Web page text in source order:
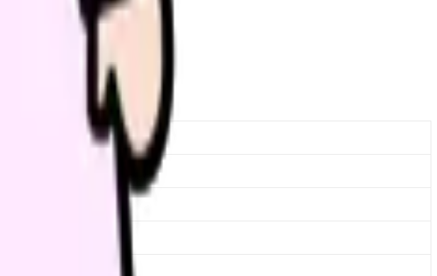
年 病院看護実態調査」図表3)。